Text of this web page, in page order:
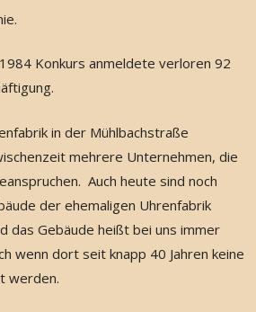
Konkurs anmeldete verloren 92
in der Mühlbachstraße
mehrere Unternehmen, die
Auch heute sind noch
der ehemaligen Uhrenfabrik
das Gebäude heißt bei uns immer
wenn dort seit knapp 40 Jahren keine
werden.